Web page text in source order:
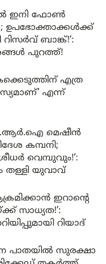
ഇനി ഫോൺ
ഉപഭോക്താക്കൾക്ക്
ബാങ്ക്!’:
പുറത്ത്!
എത്ര
എന്ന്
മെഷീൻ
കമ്പനി;
വെമ്പുവും!’:
തള്ളി യുവാവ്
ഇറാന്റെ
സാധ്യത!’:
റിയാദ്
പാതയിൽ സുരക്ഷാ